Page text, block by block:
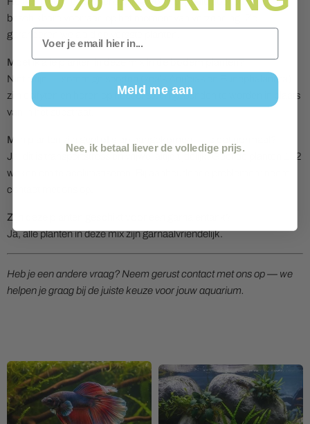
beschikbare voorraad op het moment van verzending. Zo
garanderen we altijd de versste planten.
Moet ik alle planten in deze mix in de bodem planten?
Niet altijd — sommige soorten (zoals Anubias en Bucephalandra)
zijn epifyten en horen op hout of steen gebonden te worden in plaats
van in het substraat.
Mijn planten zijn geel of slap aangekomen — is dat normaal?
Ja, dit is transportstress en vrijwel altijd tijdelijk. Geef de planten 1–2
weken om te acclimatiseren. Bij aanhoudende problemen: neem
contact met ons op.
Zijn deze planten geschikt voor een garnalentank?
Ja, alle planten in deze mix zijn garnaalvriendelijk.
Heb je een andere vraag? Neem gerust contact met ons op — we
helpen je graag bij de juiste keuze voor jouw aquarium.
Email
Meld me aan
Nee, ik betaal liever de volledige prijs.